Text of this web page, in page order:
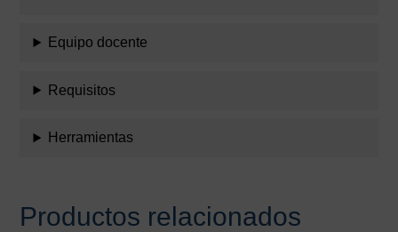
Equipo docente
Requisitos
Herramientas
Productos relacionados